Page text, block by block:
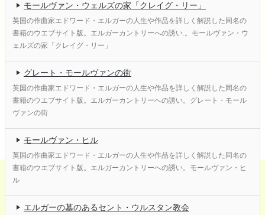
モールヴァン・ウェルズの家「クレイグ・リー」
英国の作曲家エドワード・エルガーの人生や作品を詳しく解説した同名の
書籍のウエブサイト版。エルガーカントリーへの誘い.。モールヴァン・ウ
ェルズの家「クレイグ・リー」
グレート・モールヴァンの街
英国の作曲家エドワード・エルガーの人生や作品を詳しく解説した同名の
書籍のウエブサイト版。エルガーカントリーへの誘い。グレート・モール
ヴァンの街
モールヴァン・ヒル
英国の作曲家エドワード・エルガーの人生や作品を詳しく解説した同名の
書籍のウエブサイト版。エルガーカントリーへの誘い。モールヴァン・ヒ
ル
エルガーの墓のあるセント・ウルスタン教会